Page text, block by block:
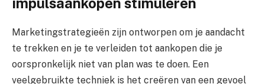
Marketingstrategieën zijn ontworpen om je aandacht
te trekken en je te verleiden tot aankopen die je
oorspronkelijk niet van plan was te doen. Een
veelgebruikte techniek is het creëren van een gevoel